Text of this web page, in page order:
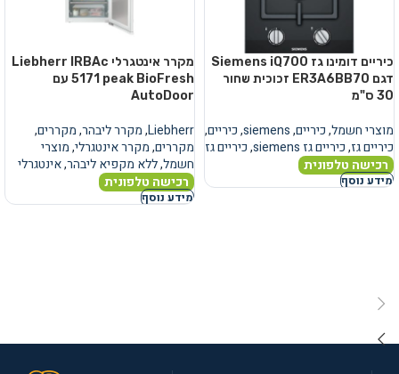
כיריים דומינו גז Siemens iQ700
דגם ER3A6BB70 זכוכית שחור
30 ס"מ
מוצרי חשמל,כיריים,
siemens
,כיריים,
כיריים גז,כיריים גז siemens ,כיריים גז
רכישה טלפונית
מידע נוסף
מקרר אינטגרלי Liebherr IRBAc
5171 peak BioFresh עם
AutoDoor
Liebherr
,מקרר ליבהר,מקררים,
מקררים,מקרר אינטגרלי,מוצרי
חשמל,ללא מקפיא ליבהר,אינטגרלי
רכישה טלפונית
מידע נוסף